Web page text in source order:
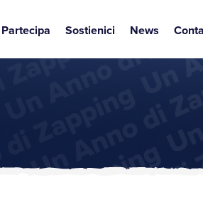
Partecipa Sostienici News